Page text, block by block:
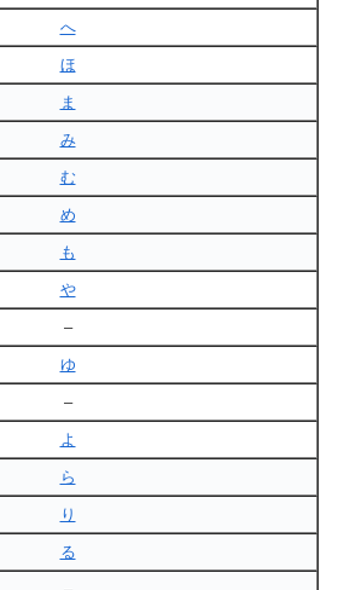
へ
ほ
ま
み
む
め
も
や
–
ゆ
–
よ
ら
り
る